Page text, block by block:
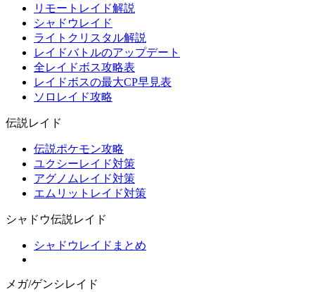
リモートレイド解説
シャドウレイド
ライトクリスタル解説
レイドバトルのアップデート
全レイドボス攻略表
レイドボスの最大CP早見表
ソロレイド攻略
伝説レイド
伝説ポケモン攻略
ユクシーレイド対策
アグノムレイド対策
エムリットレイド対策
シャドウ伝説レイド
シャドウレイドまとめ
メガ/ゲンシレイド